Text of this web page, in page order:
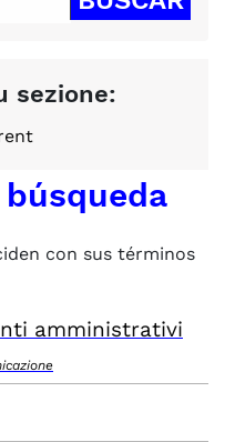
sezione:
con sus términos
amministrativi